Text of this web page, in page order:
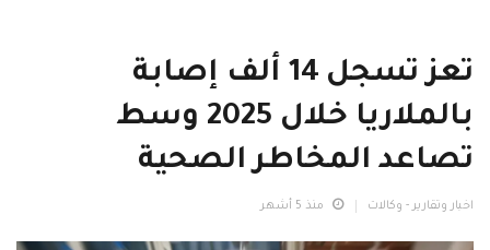
تعز تسجل 14 ألف إصابة
بالملاريا خلال 2025 وسط
تصاعد المخاطر الصحية
اخبار وتقارير - وكالات منذ 5 أشهر